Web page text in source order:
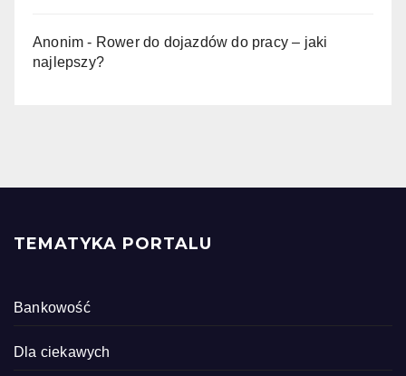
Anonim - Rower do dojazdów do pracy – jaki
najlepszy?
TEMATYKA PORTALU
Bankowość
Dla ciekawych